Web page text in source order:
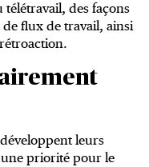
des façons
de flux de travail, ainsi
leurs
une priorité pour le